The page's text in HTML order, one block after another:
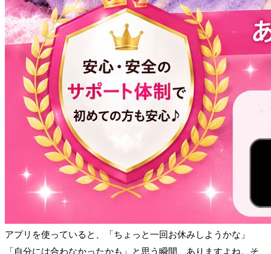
アプリを使っていると、「ちょっと一回お休みしようかな」
「自分には合わなかったかも」と思う瞬間、ありますよね。そ